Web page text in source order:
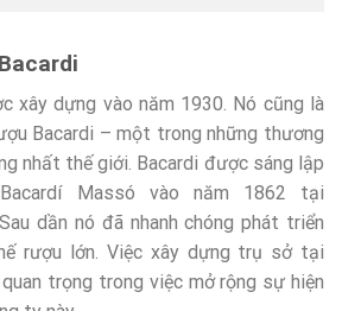
xây dựng vào năm 1930. Nó cũng là
Bacardi – một trong những thương
nhất thế giới. Bacardi được sáng lập
Massó vào năm 1862 tại
dần nó đã nhanh chóng phát triển
rượu lớn. Việc xây dựng trụ sở tại
trọng trong việc mở rộng sự hiện